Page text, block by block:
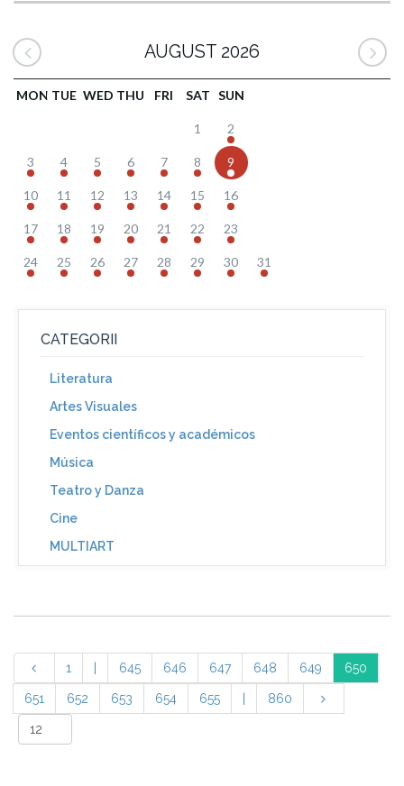
AUGUST 2026
MON TUE WED THU FRI SAT SUN
1 2
3 4 5 6 7 8 9
10 11 12 13 14 15 16
17 18 19 20 21 22 23
24 25 26 27 28 29 30 31
CATEGORII
Literatura
Artes Visuales
Eventos científicos y académicos
Música
Teatro y Danza
Cine
MULTIART
1 645 646 647 648 649 650
651 652 653 654 655 860